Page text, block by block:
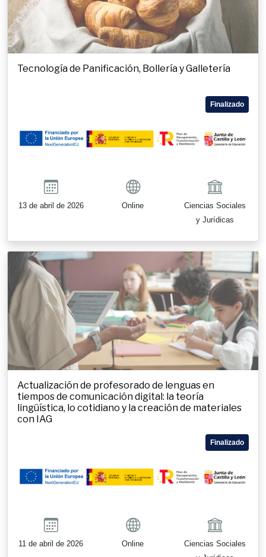
Tecnología de Panificación, Bollería y Galletería
Finalizado
13 de abril de 2026 Online
Ciencias Sociales
y Jurídicas
Actualización de profesorado de lenguas en
tiempos de comunicación digital: la teoría
lingüística, lo cotidiano y la creación de materiales
con IAG
Finalizado
11 de abril de 2026 Online
Ciencias Sociales